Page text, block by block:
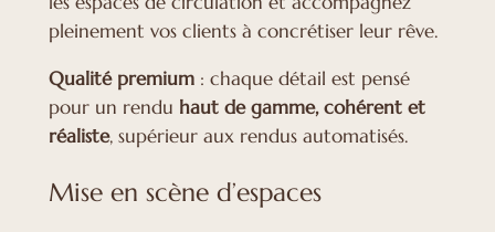
pleinement vos clients à concrétiser leur rêve.
Qualité premium: chaque détail est pensé
pour un rendu haut de gamme, cohérent et
réaliste, supérieur aux rendus automatisés.
Mise en scène d’espaces